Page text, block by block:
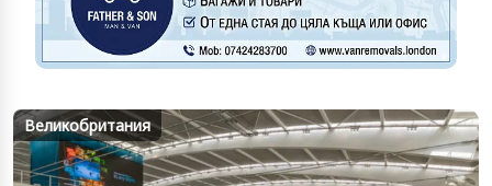
Великобритания